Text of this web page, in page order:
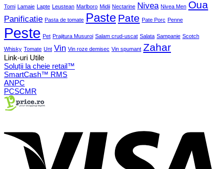
Tomi
Lamaie Lapte Leustean Marlboro Midii Nectarine Nivea Nivea Men Oua
Panificatie Pasta de tomate Paste Pate Pate Porc Penne
Peste Pet Prajitura Musuroi Salam crud-uscat Salata Sampanie Scotch
Whisky Tomate Unt Vin Vin roze demisec Vin spumant Zahar
Link-uri Utile
Soluții la cheie retail™
SmartCash™ RMS
ANPC
PCSCMR